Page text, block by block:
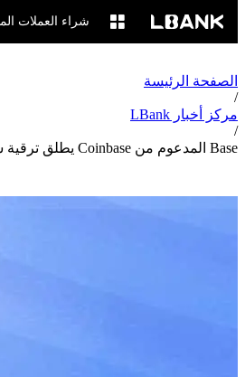
شراء العملات
الصفحة الرئيسة
/
مركز أخبار LBank
/
Base المدعوم من Coinbase يطلق ترقية شبكة اختبار Azul مع تعدد الأدلة لتعزيز اللامركزية